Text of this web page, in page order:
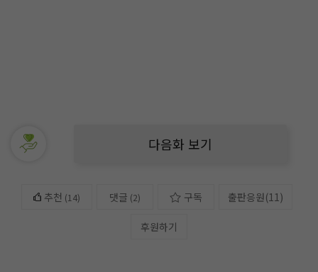
다음화 보기
추천 (14) 댓글 (2) 구독 출판응원(11)
후원하기